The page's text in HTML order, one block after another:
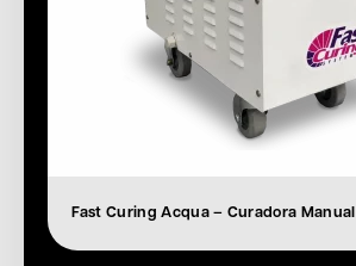
Fast Curing Acqua – Curadora Manual